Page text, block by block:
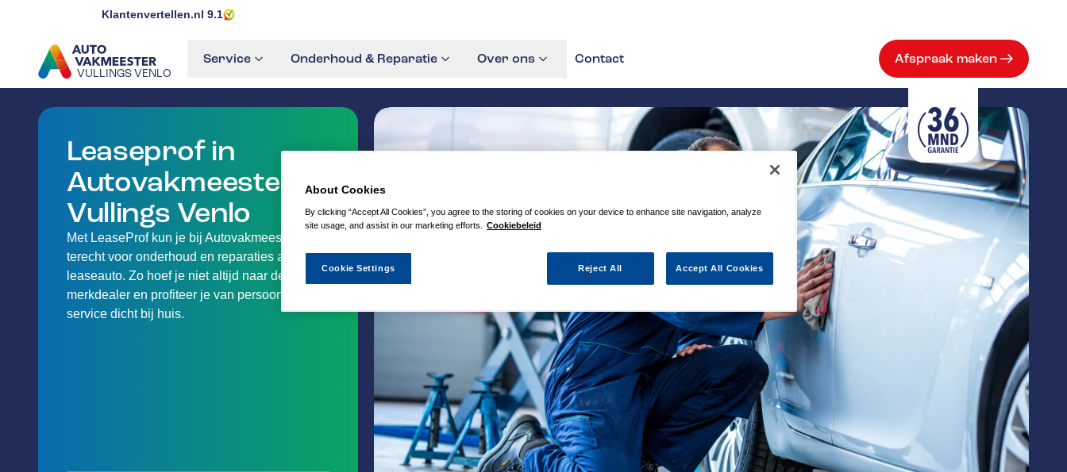
Klantenvertellen.nl 9.1
VULLINGS VENLO
GA NAAR DE HOMEPAGINA
Service Onderhoud & Reparatie Over ons Contact Afspraak maken
Leaseprof in
Autovakmeester
Vullings Venlo
Met LeaseProf kun je bij Autovakmeester
terecht voor onderhoud en reparaties aan je
leaseauto. Zo hoef je niet altijd naar de
merkdealer en profiteer je van persoonlijke
service dicht bij huis.
About Cookies
By clicking “Accept All Cookies”, you agree to the storing of cookies on your device to enhance site navigation, analyze
site usage, and assist in our marketing efforts.
Cookiebeleid
Reject All Accept All Cookies
Cookie Settings